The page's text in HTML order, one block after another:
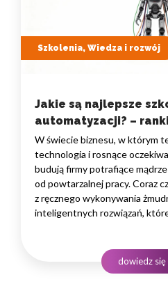
Szkolenia, Wiedza i rozwój
Jakie są najlepsze
automatyzacji? –
W świecie biznesu, w którym
technologia i rosnące
budują firmy potrafiące
od powtarzalnej pracy. Coraz
z ręcznego wykonywania
inteligentnych rozwiązań,
rozwojowego to decyzja
na wydajność zespołów,…
dowiedz się